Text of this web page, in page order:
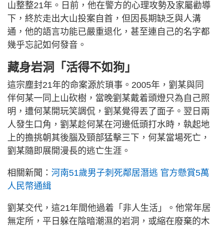
山整整21年。日前，他在警方的心理攻勢及家屬勸導
下，終於走出大山投案自首，但因長期缺乏與人溝
通，他的語言功能已嚴重退化，甚至連自己的名字都
幾乎忘記如何發音。
藏身岩洞「活得不如狗」
這宗塵封21年的命案源於瑣事。2005年，劉某與同
伴何某一同上山砍樹，當晚劉某戴着頭燈只為自己照
明，遭何某開玩笑調侃，劉某覺得丟了面子。翌日兩
人發生口角，劉某趁何某在河邊低頭打水時，執起地
上的擔挑朝其後腦及頸部猛擊三下，何某當場死亡，
劉某隨即展開漫長的逃亡生涯。
相關新聞： 河南51歲男子刺死鄰居潛逃 官方懸賞5萬
人民幣通緝
劉某交代，這21年間他過着「非人生活」。他常年居
無定所，平日躲在陰暗潮濕的岩洞，或縮在廢棄的木